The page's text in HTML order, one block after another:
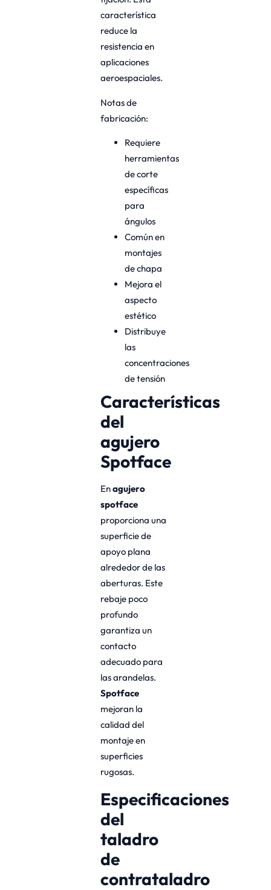
característica
reduce la
resistencia en
aplicaciones
aeroespaciales.
Notas de
fabricación:
Requiere
herramientas
de corte
específicas
para
ángulos
Común en
montajes
de chapa
Mejora el
aspecto
estético
Distribuye
las
concentraciones
de tensión
Características
del
agujero
Spotface
Enagujero
spotface
proporciona una
superficie de
apoyo plana
alrededor de las
aberturas. Este
rebaje poco
profundo
garantiza un
contacto
adecuado para
las arandelas.
Spotface
mejoran la
calidad del
montaje en
superficies
rugosas.
Especificaciones
del
taladro
de
contrataladro